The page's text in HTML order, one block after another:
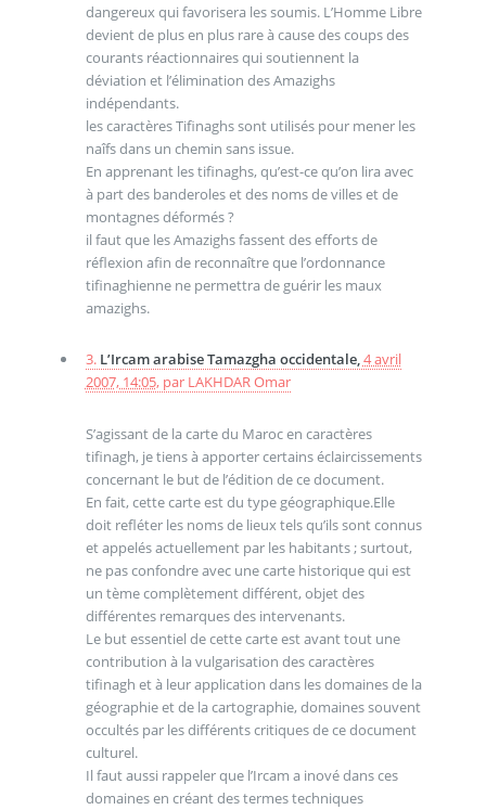
dangereux qui favorisera les soumis. L’Homme Libre
devient de plus en plus rare à cause des coups des
courants réactionnaires qui soutiennent la
déviation et l’élimination des Amazighs
indépendants.
les caractères Tifinaghs sont utilisés pour mener les
naîfs dans un chemin sans issue.
En apprenant les tifinaghs, qu’est-ce qu’on lira avec
à part des banderoles et des noms de villes et de
montagnes déformés ?
il faut que les Amazighs fassent des efforts de
réflexion afin de reconnaître que l’ordonnance
tifinaghienne ne permettra de guérir les maux
amazighs.
3. L’Ircam arabise Tamazgha occidentale,4 avril
2007, 14:05, par LAKHDAR Omar
S’agissant de la carte du Maroc en caractères
tifinagh, je tiens à apporter certains éclaircissements
concernant le but de l’édition de ce document.
En fait, cette carte est du type géographique.Elle
doit refléter les noms de lieux tels qu’ils sont connus
et appelés actuellement par les habitants ; surtout,
ne pas confondre avec une carte historique qui est
un tème complètement différent, objet des
différentes remarques des intervenants.
Le but essentiel de cette carte est avant tout une
contribution à la vulgarisation des caractères
tifinagh et à leur application dans les domaines de la
géographie et de la cartographie, domaines souvent
occultés par les différents critiques de ce document
culturel.
Il faut aussi rappeler que l’Ircam a inové dans ces
domaines en créant des termes techniques